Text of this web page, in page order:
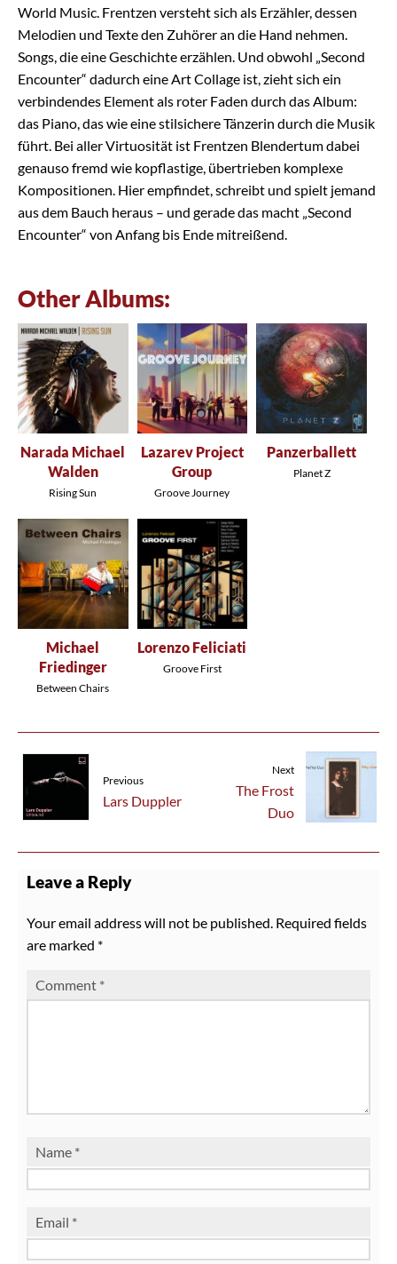
World Music. Frentzen versteht sich als Erzähler, dessen
Melodien und Texte den Zuhörer an die Hand nehmen.
Songs, die eine Geschichte erzählen. Und obwohl „Second
Encounter“ dadurch eine Art Collage ist, zieht sich ein
verbindendes Element als roter Faden durch das Album:
das Piano, das wie eine stilsichere Tänzerin durch die Musik
führt. Bei aller Virtuosität ist Frentzen Blendertum dabei
genauso fremd wie kopflastige, übertrieben komplexe
Kompositionen. Hier empfindet, schreibt und spielt jemand
aus dem Bauch heraus – und gerade das macht „Second
Encounter“ von Anfang bis Ende mitreißend.
Other Albums:
Narada Michael
Walden
Rising Sun
Lazarev Project
Group
Groove Journey
Panzerballett
Planet Z
Michael
Friedinger
Between Chairs
Lorenzo Feliciati
Groove First
Previous
Lars Duppler
Next
The Frost
Duo
Leave a Reply
Your email address will not be published. Required fields
are marked *
Comment *
Name *
Email *